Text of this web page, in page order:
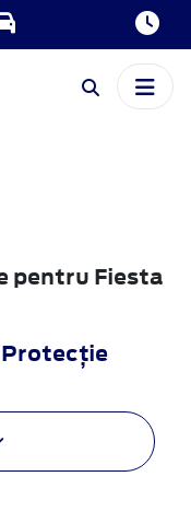
pentru Fiesta
Protecţie